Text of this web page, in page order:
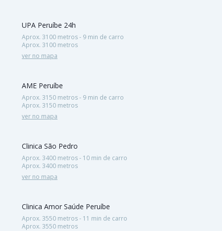
UPA Peruíbe 24h
Aprox. 3100 metros - 9 min de carro
Aprox. 3100 metros
ver no mapa
AME Peruíbe
Aprox. 3150 metros - 9 min de carro
Aprox. 3150 metros
ver no mapa
Clinica São Pedro
Aprox. 3400 metros - 10 min de carro
Aprox. 3400 metros
ver no mapa
Clinica Amor Saúde Peruíbe
Aprox. 3550 metros - 11 min de carro
Aprox. 3550 metros